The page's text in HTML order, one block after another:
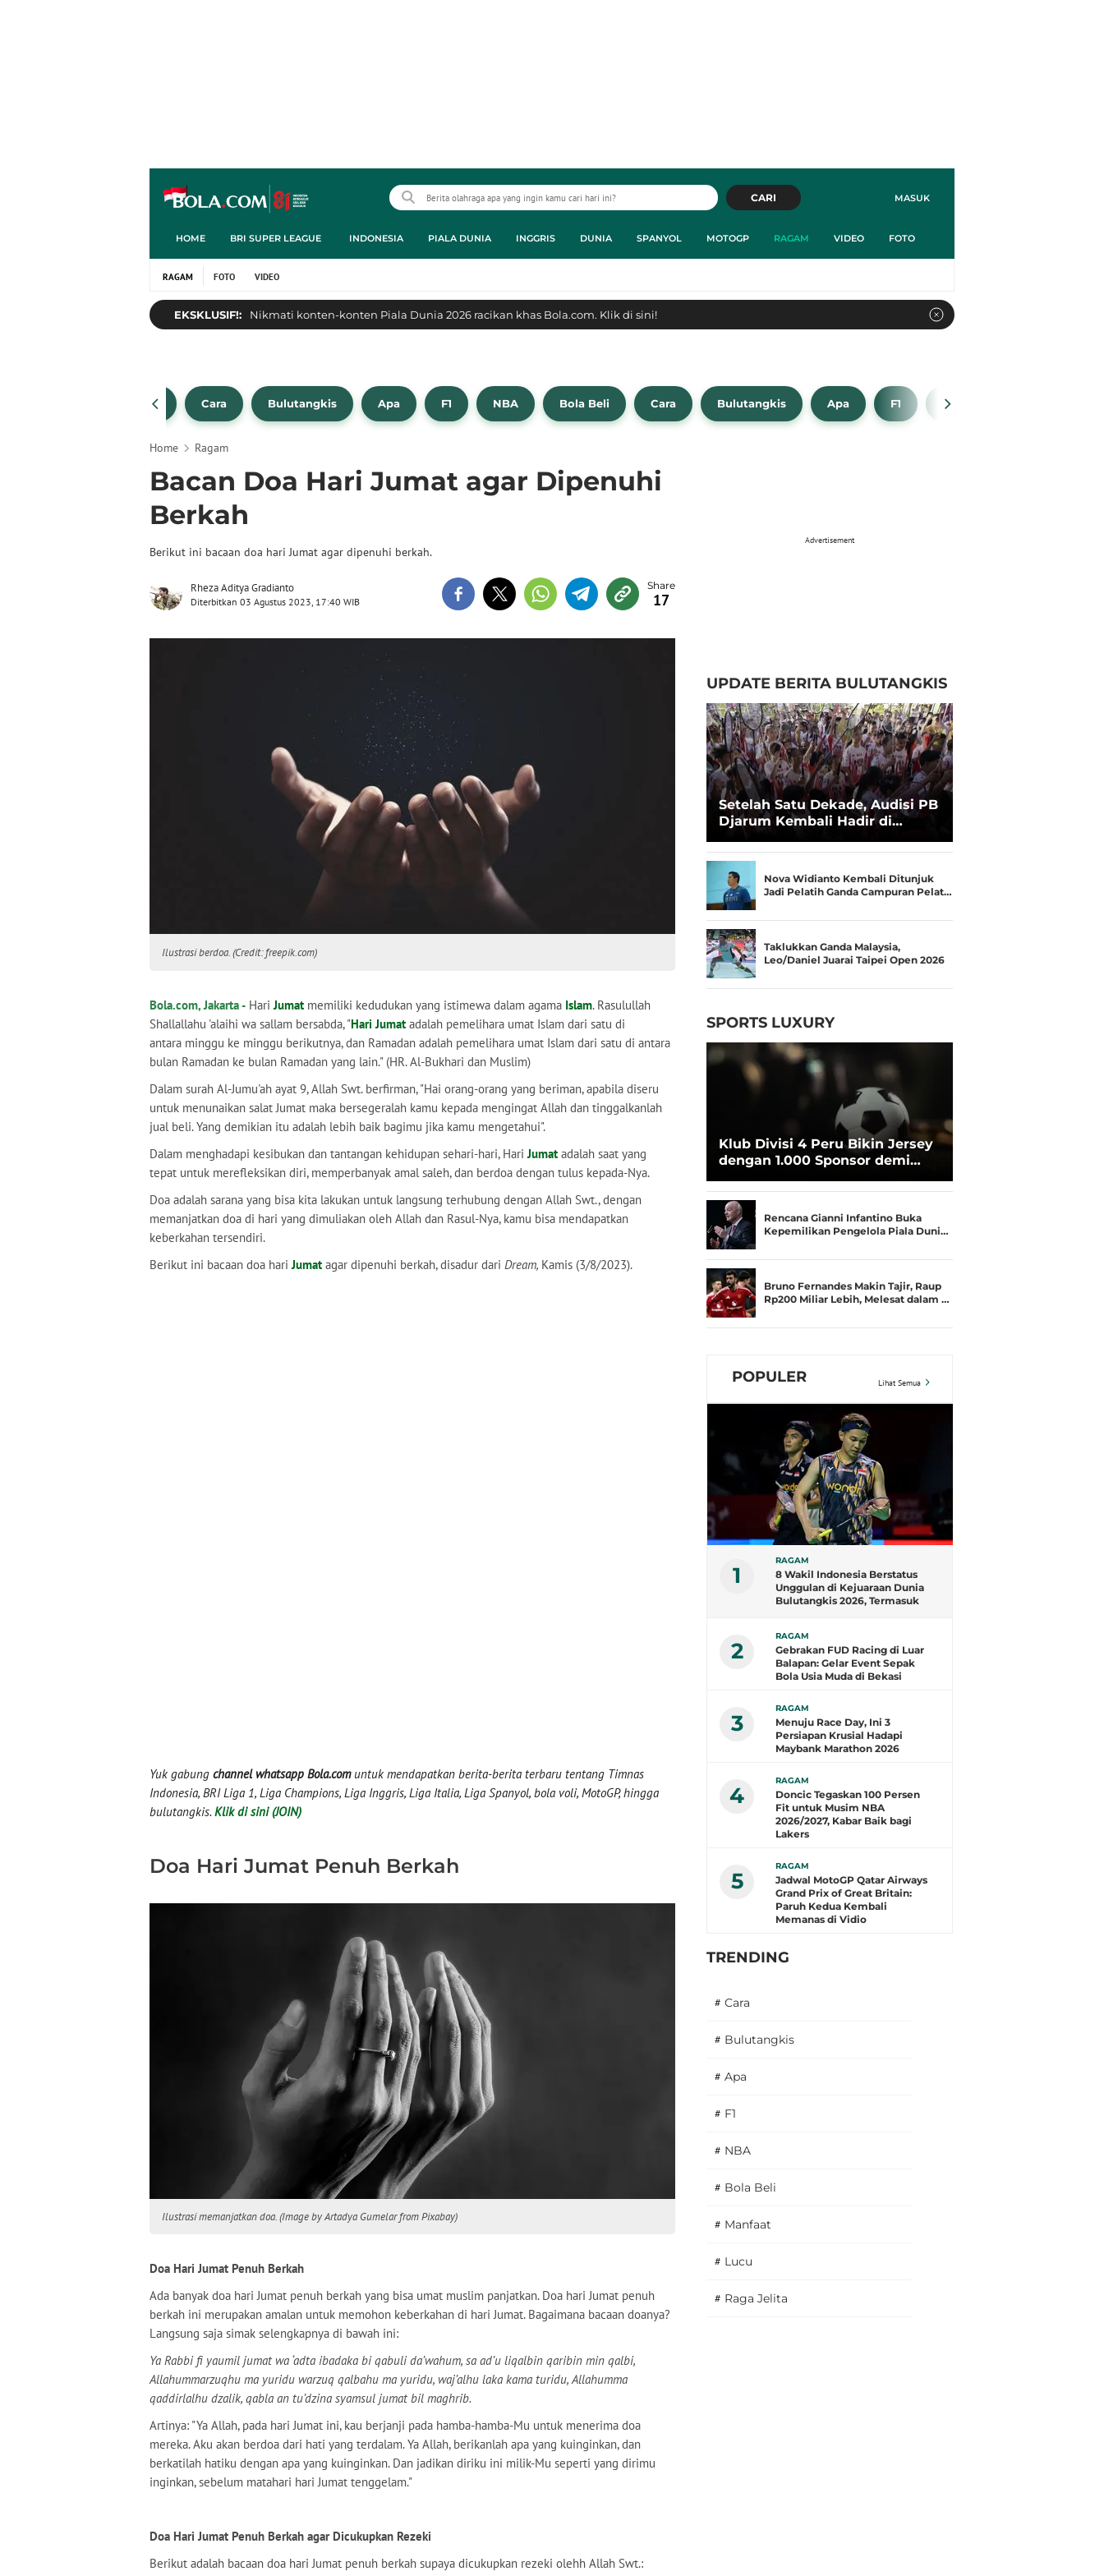
MASUK
CARI
HOME BRI SUPER LEAGUE INDONESIA PIALA DUNIA INGGRIS DUNIA SPANYOL MOTOGP RAGAM VIDEO FOTO
RAGAM FOTO VIDEO
EKSKLUSIF!: Nikmati konten-konten Piala Dunia 2026 racikan khas Bola.com. Klik di sini!
Bola Beli Cara Bulutangkis Apa F1 NBA Bola Beli Cara Bulutangkis Apa F1 NBA
Home Ragam
Bacan Doa Hari Jumat agar Dipenuhi
Berkah
Berikut ini bacaan doa hari Jumat agar dipenuhi berkah.
Rheza Aditya Gradianto
Diterbitkan 03 Agustus 2023, 17:40 WIB 17
Ilustrasi berdoa. (Credit: freepik.com)
Bola.com, Jakarta - HariJumat memiliki kedudukan yang istimewa dalam agama Islam. Rasulullah
Shallallahu 'alaihi wa sallam bersabda, "Hari Jumat adalah pemelihara umat Islam dari satu di
antara minggu ke minggu berikutnya, dan Ramadan adalah pemelihara umat Islam dari satu di antara
bulan Ramadan ke bulan Ramadan yang lain." (HR. Al-Bukhari dan Muslim)
Dalam surah Al-Jumu'ah ayat 9, Allah Swt. berfirman, "Hai orang-orang yang beriman, apabila diseru
untuk menunaikan salat Jumat maka bersegeralah kamu kepada mengingat Allah dan tinggalkanlah
jual beli. Yang demikian itu adalah lebih baik bagimu jika kamu mengetahui".
Dalam menghadapi kesibukan dan tantangan kehidupan sehari-hari, HariJumat adalah saat yang
tepat untuk merefleksikan diri, memperbanyak amal saleh, dan berdoa dengan tulus kepada-Nya.
Doa adalah sarana yang bisa kita lakukan untuk langsung terhubung dengan Allah Swt., dengan
memanjatkan doa di hari yang dimuliakan oleh Allah dan Rasul-Nya, kamu bisa mendapatkan
keberkahan tersendiri.
Berikut ini bacaan doa hariJumat agar dipenuhi berkah, disadur dari Dream, Kamis (3/8/2023).
Yuk gabung channel whatsapp Bola.comuntuk mendapatkan berita-berita terbaru tentang Timnas
Indonesia, BRI Liga 1, Liga Champions, Liga Inggris, Liga Italia, Liga Spanyol, bola voli, MotoGP, hingga
bulutangkis. Klik di sini (JOIN)
Doa Hari Jumat Penuh Berkah
Ilustrasi memanjatkan doa. (Image by Artadya Gumelar from Pixabay)
Doa Hari Jumat Penuh Berkah
Ada banyak doa hari Jumat penuh berkah yang bisa umat muslim panjatkan. Doa hari Jumat penuh
berkah ini merupakan amalan untuk memohon keberkahan di hari Jumat. Bagaimana bacaan doanya?
Langsung saja simak selengkapnya di bawah ini:
Ya Rabbi fi yaumil jumat wa ‘adta ibadaka bi qabuli da’wahum, sa ad’u liqalbin qaribin min qalbi,
Allahummarzuqhu ma yuridu warzuq qalbahu ma yuridu, waj’alhu laka kama turidu, Allahumma
qaddirlalhu dzalik, qabla an tu’dzina syamsul jumat bil maghrib.
Artinya: "Ya Allah, pada hari Jumat ini, kau berjanji pada hamba-hamba-Mu untuk menerima doa
mereka. Aku akan berdoa dari hati yang terdalam. Ya Allah, berikanlah apa yang kuinginkan, dan
berkatilah hatiku dengan apa yang kuinginkan. Dan jadikan diriku ini milik-Mu seperti yang dirimu
inginkan, sebelum matahari hari Jumat tenggelam."
Doa Hari Jumat Penuh Berkah agar Dicukupkan Rezeki
Berikut adalah bacaan doa hari Jumat penuh berkah supaya dicukupkan rezeki olehh Allah Swt.:
Advertisement
UPDATE BERITA BULUTANGKIS
Setelah Satu Dekade, Audisi PB
Djarum Kembali Hadir di
Talenta Super
Nova Widianto Kembali Ditunjuk
Jadi Pelatih Ganda Campuran Pelat…
Taklukkan Ganda Malaysia,
Leo/Daniel Juarai Taipei Open 2026
SPORTS LUXURY
Klub Divisi 4 Peru Bikin Jersey
dengan 1.000 Sponsor demi
Rencana Gianni Infantino Buka
Kepemilikan Pengelola Piala Duni…
Bruno Fernandes Makin Tajir, Raup
Rp200 Miliar Lebih, Melesat dalam …
POPULER Lihat Semua
1
RAGAM
8 Wakil Indonesia Berstatus
Unggulan di Kejuaraan Dunia
Bulutangkis 2026, Termasuk
2
RAGAM
Gebrakan FUD Racing di Luar
Balapan: Gelar Event Sepak
Bola Usia Muda di Bekasi
3
RAGAM
Menuju Race Day, Ini 3
Persiapan Krusial Hadapi
Maybank Marathon 2026
4
RAGAM
Doncic Tegaskan 100 Persen
Fit untuk Musim NBA
2026/2027, Kabar Baik bagi
Lakers
5
RAGAM
Jadwal MotoGP Qatar Airways
Grand Prix of Great Britain:
Paruh Kedua Kembali
Memanas di Vidio
TRENDING
# Cara
# Bulutangkis
# Apa
# F1
# NBA
# Bola Beli
# Manfaat
# Lucu
# Raga Jelita